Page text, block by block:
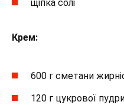
щіпка солі
Крем:
600 г сметани
120 г цукрової